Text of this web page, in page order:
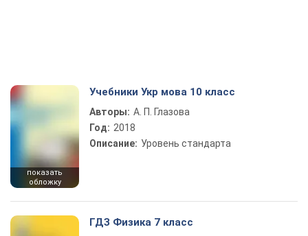
показать
обложку
Учебники Укр мова 10 класс
Авторы: А. П. Глазова
Год: 2018
Описание: Уровень стандарта
ГДЗ Физика 7 класс